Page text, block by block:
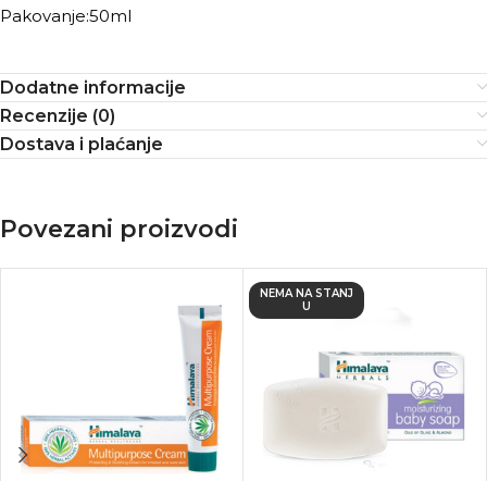
Pakovanje:50ml
Dodatne informacije
Recenzije (0)
Dostava i plaćanje
Povezani proizvodi
NEMA NA STANJ
U